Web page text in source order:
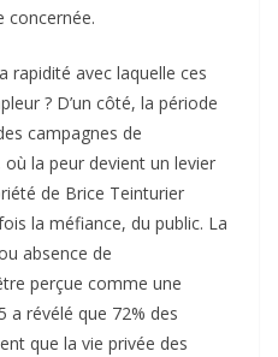
concernée.
rapidité avec laquelle ces
? D’un côté, la période
campagnes de
la peur devient un levier
de Brice Teinturier
la méfiance, du public. La
absence de
perçue comme une
a révélé que 72% des
que la vie privée des